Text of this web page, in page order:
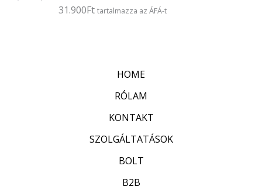
s
É
31.900Ft tartalmazza az ÁFÁ-t
HOME
RÓLAM
KONTAKT
SZOLGÁLTATÁSOK
BOLT
B2B